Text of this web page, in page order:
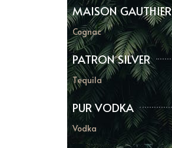
MAISON GAUTHIER
Cognac
PATRON SILVER
Tequila
PUR VODKA
Vodka